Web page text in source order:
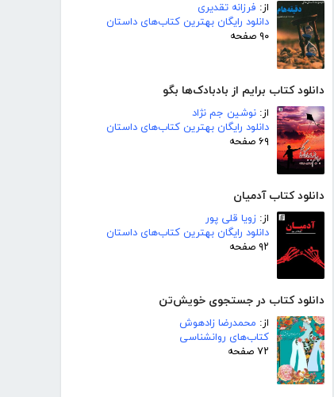
از: فرزانه تقدیری
دانلود رایگان بهترین کتاب‌های داستان
۹۰ صفحه
دانلود کتاب برایم از بادبادک‌ها بگو
از: نوشین جم نژاد
دانلود رایگان بهترین کتاب‌های داستان
۶۹ صفحه
دانلود کتاب آدمیان
از: زویا قلی پور
دانلود رایگان بهترین کتاب‌های داستان
۹۲ صفحه
دانلود کتاب در جستجوی خویش‌تن
از: محمدرضا زادهوش
کتاب‌های روانشناسی
۷۲ صفحه